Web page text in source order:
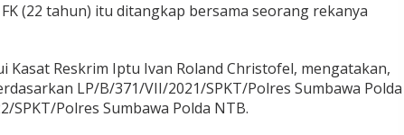
(22 tahun) itu ditangkap bersama seorang rekanya
Kasat Reskrim Iptu Ivan Roland Christofel, mengatakan,
LP/B/371/VII/2021/SPKT/Polres Sumbawa Polda
SPKT/Polres Sumbawa Polda NTB.